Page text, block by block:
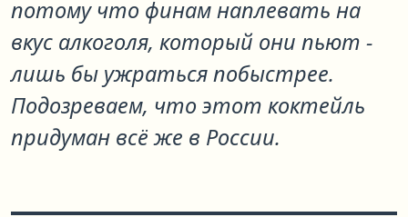
потому что финам наплевать на
вкус алкоголя, который они пьют -
лишь бы ужраться побыстрее.
Подозреваем, что этот коктейль
придуман всё же в России.